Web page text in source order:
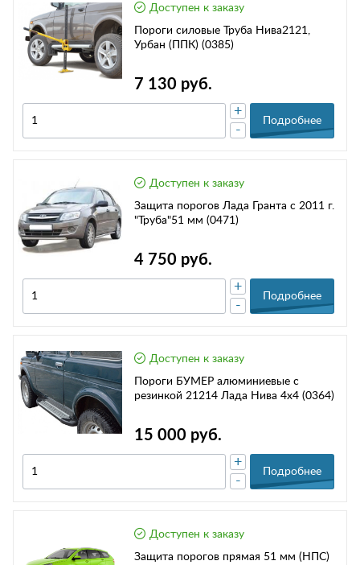
Доступен к заказу
Пороги силовые Труба Нива2121,
Урбан (ППК) (0385)
7 130 руб.
-
+
Подробнее
Доступен к заказу
Защита порогов Лада Гранта с 2011 г.
"Труба"51 мм (0471)
4 750 руб.
-
+
Подробнее
Доступен к заказу
Пороги БУМЕР алюминиевые с
резинкой 21214 Лада Нива 4х4 (0364)
15 000 руб.
-
+
Подробнее
Доступен к заказу
Защита порогов прямая 51 мм (НПС)